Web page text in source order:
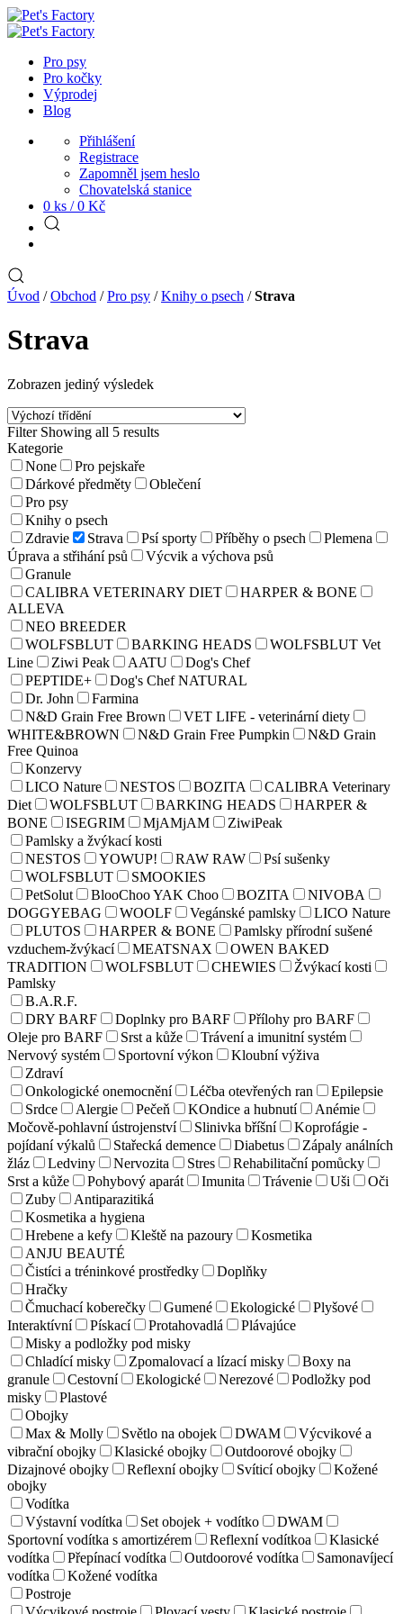
Pro psy
Pro kočky
Výprodej
Blog
Přihlášení
Registrace
Zapomněl jsem heslo
Chovatelská stanice
0 ks / 0 Kč
Úvod /Obchod /Pro psy /Knihy o psech /Strava
Strava
Zobrazen jediný výsledek
Filter Showing all 5 results
Kategorie
None
Pro pejskaře
Dárkové předměty
Oblečení
Pro psy
Knihy o psech
Zdravie
Strava Psí sporty Příběhy o psech
Plemena
Úprava a střihání psů
Výcvik a výchova psů
Granule
CALIBRA VETERINARY DIET
HARPER & BONE
ALLEVA
NEO BREEDER
WOLFSBLUT
BARKING HEADS
WOLFSBLUT Vet
Line
Ziwi Peak AATU
Dog's Chef
PEPTIDE+
Dog's Chef NATURAL
Dr. John
Farmina
N&D Grain Free Brown
VET LIFE - veterinární diety
WHITE&BROWN
N&D Grain Free Pumpkin
N&D Grain
Free Quinoa
Konzervy
LICO Nature
NESTOS BOZITA
CALIBRA Veterinary
Diet
WOLFSBLUT BARKING HEADS
HARPER &
BONE
ISEGRIM MjAMjAM
ZiwiPeak
Pamlsky a žvýkací kosti
NESTOS
YOWUP! RAW RAW
Psí sušenky
WOLFSBLUT
SMOOKIES
PetSolut
BlooChoo YAK Choo BOZITA
NIVOBA
DOGGYEBAG
WOOLF Vegánské pamlsky
LICO Nature
PLUTOS
HARPER & BONE
Pamlsky přírodní sušené
vzduchem-žvýkací
MEATSNAX
OWEN BAKED
TRADITION
WOLFSBLUT CHEWIES
Žvýkací kosti
Pamlsky
B.A.R.F.
DRY BARF
Doplnky pro BARF
Přílohy pro BARF
Oleje pro BARF
Srst a kůže
Trávení a imunitní systém
Nervový systém
Sportovní výkon
Kloubní výživa
Zdraví
Onkologické onemocnění
Léčba otevřených ran
Epilepsie
Srdce
Alergie Pečeň KOndice a hubnutí
Anémie
Močově-pohlavní ústrojenství
Slinivka bříšní
Koprofágie -
pojídaní výkalů
Stařecká demence Diabetus
Zápaly análních
žláz
Ledviny Nervozita Stres
Rehabilitační pomůcky
Srst a kůže
Pohybový aparát Imunita Trávenie Uši
Oči
Zuby
Antiparazitiká
Kosmetika a hygiena
Hrebene a kefy
Kleště na pazoury
Kosmetika
ANJU BEAUTÉ
Čistíci a tréninkové prostředky
Doplňky
Hračky
Čmuchací koberečky
Gumené Ekologické
Plyšové
Interaktívní
Pískací Protahovadlá
Plávajúce
Misky a podložky pod misky
Chladící misky
Zpomalovací a lízací misky
Boxy na
granule
Cestovní Ekologické Nerezové
Podložky pod
misky
Plastové
Obojky
Max & Molly
Světlo na obojek DWAM
Výcvikové a
vibrační obojky
Klasické obojky
Outdoorové obojky
Dizajnové obojky
Reflexní obojky Svíticí obojky
Kožené
obojky
Vodítka
Výstavní vodítka
Set obojek + vodítko
DWAM
Sportovní vodítka s amortizérem
Reflexní vodítkoa
Klasické
vodítka
Přepínací vodítka Outdoorové vodítka
Samonavíjecí
vodítka
Kožené vodítka
Postroje